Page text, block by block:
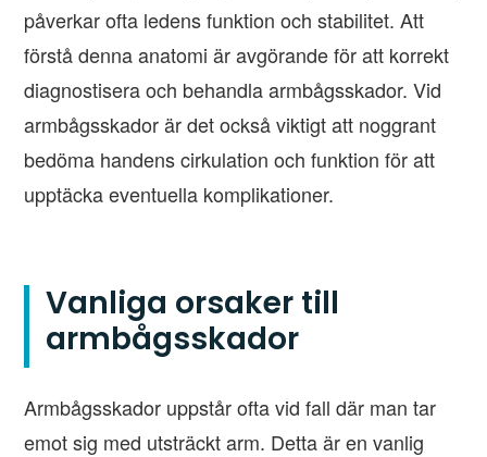
påverkar ofta ledens funktion och stabilitet. Att
förstå denna anatomi är avgörande för att korrekt
diagnostisera och behandla armbågsskador. Vid
armbågsskador är det också viktigt att noggrant
bedöma handens cirkulation och funktion för att
upptäcka eventuella komplikationer.
Vanliga orsaker till
armbågsskador
Armbågsskador uppstår ofta vid fall där man tar
emot sig med utsträckt arm. Detta är en vanlig